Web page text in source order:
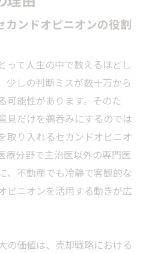
カンドオピニオンの役割
って人生の中で数えるほどし
少しの判断ミスが数十万から
可能性があります。そのた
見だけを鵜呑みにするのでは
取り入れるセカンドオピニオ
療分野で主治医以外の専門医
、不動産でも冷静で客観的な
ピニオンを活用する動きが広
の価値は、売却戦略における